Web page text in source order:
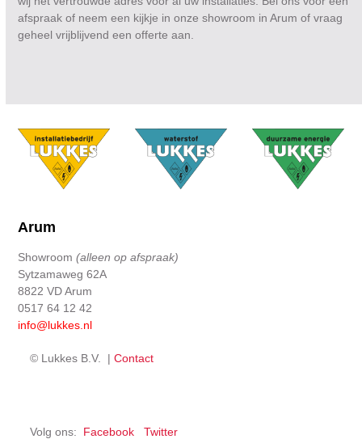
afspraak of neem een kijkje in onze showroom in Arum of vraag
geheel vrijblijvend een offerte aan.
Arum
Showroom(alleen op afspraak)
Sytzamaweg 62A
8822 VD Arum
0517 64 12 42
info@lukkes.nl
© Lukkes B.V. |Contact
Volg ons: Facebook Twitter